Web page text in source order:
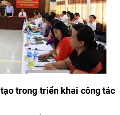
trong triển khai công tác